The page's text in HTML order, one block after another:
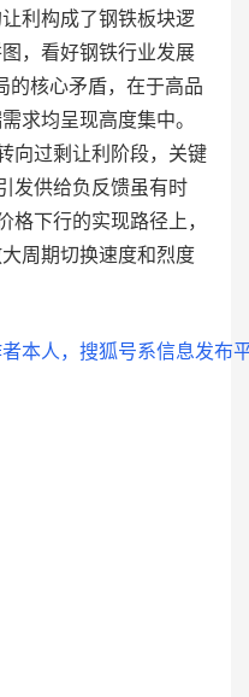
利构成了钢铁板块逻
，看好钢铁行业发展
的核心矛盾，在于高品
求均呈现高度集中。
向过剩让利阶段，关键
发供给负反馈虽有时
下行的实现路径上，
周期切换速度和烈度
本人，搜狐号系信息发布